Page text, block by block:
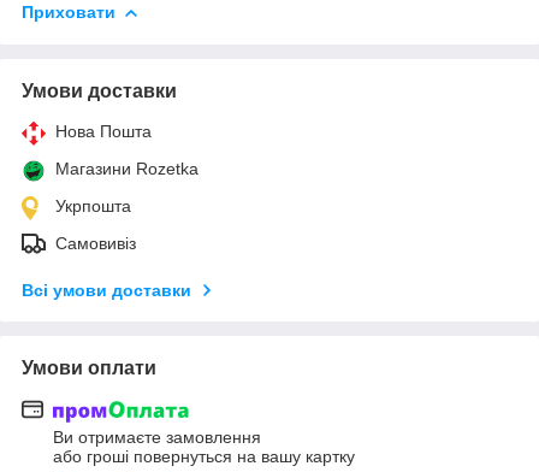
Приховати
Умови доставки
Нова Пошта
Магазини Rozetka
Укрпошта
Самовивіз
Всі умови доставки
Умови оплати
Ви отримаєте замовлення
або гроші повернуться на вашу картку